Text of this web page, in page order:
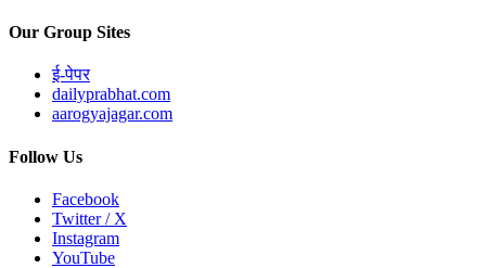
Our Group Sites
ई-पेपर
dailyprabhat.com
aarogyajagar.com
Follow Us
Facebook
Twitter / X
Instagram
YouTube